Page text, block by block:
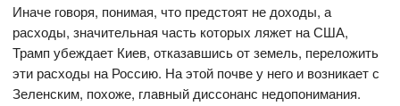
Иначе говоря, понимая, что предстоят не доходы, а
расходы, значительная часть которых ляжет на США,
Трамп убеждает Киев, отказавшись от земель, переложить
эти расходы на Россию. На этой почве у него и возникает с
Зеленским, похоже, главный диссонанс недопонимания.